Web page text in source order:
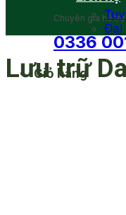
Chuyên gia hỗ
0336
Giỏ hàng
Đại
Lưu trữ